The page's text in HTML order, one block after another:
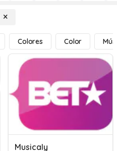
Colores Color
Musicaly